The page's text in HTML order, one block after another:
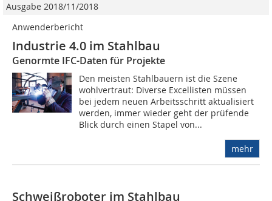
Ausgabe 2018/11/2018
Anwenderbericht
Industrie 4.0 im Stahlbau
Genormte IFC-Daten für Projekte
Den meisten Stahlbauern ist die Szene
wohlvertraut: Diverse Excellisten müssen
bei jedem neuen Arbeitsschritt aktualisiert
werden, immer wieder geht der prüfende
Blick durch einen Stapel von...
mehr
Schweißroboter im Stahlbau